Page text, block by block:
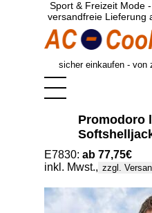
Sport & Freizeit Mode
versandfreie Lieferung
sicher einkaufen - von
Promodoro
E7830: ab 77,75€
inkl. Mwst., zzgl.